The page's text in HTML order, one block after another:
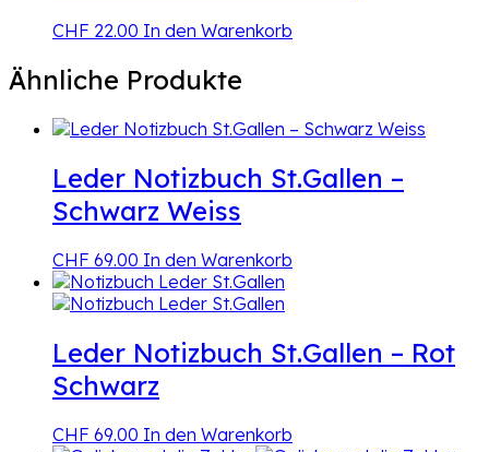
CHF 22.00 In den Warenkorb
Ähnliche Produkte
Leder Notizbuch St.Gallen –
Schwarz Weiss
CHF 69.00 In den Warenkorb
Leder Notizbuch St.Gallen – Rot
Schwarz
CHF 69.00 In den Warenkorb